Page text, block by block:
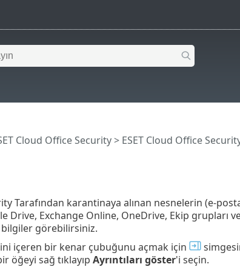
Cloud Office Security> ESET Cloud Office
Tarafından karantinaya alınan nesnelerin (e-
Drive, Exchange Online, OneDrive, Ekip grupları
görebilirsiniz.
içeren bir kenar çubuğunu açmak için
öğeyi sağ tıklayıp Ayrıntıları göster'i seçin.